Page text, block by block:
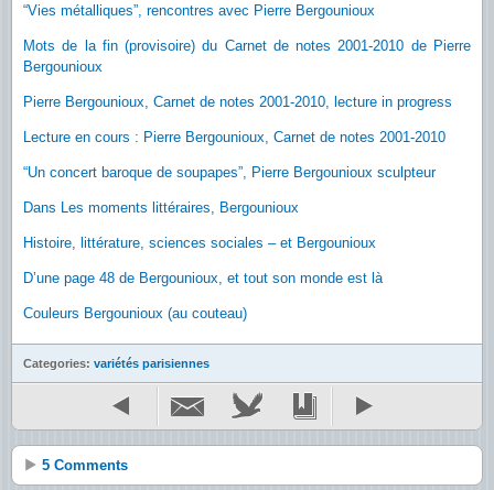
“Vies métalliques”, rencontres avec Pierre Bergounioux
Mots de la fin (provisoire) du Carnet de notes 2001-2010 de Pierre
Bergounioux
Pierre Bergounioux, Carnet de notes 2001-2010, lecture in progress
Lecture en cours : Pierre Bergounioux, Carnet de notes 2001-2010
“Un concert baroque de soupapes”, Pierre Bergounioux sculpteur
Dans Les moments littéraires, Bergounioux
Histoire, littérature, sciences sociales – et Bergounioux
D’une page 48 de Bergounioux, et tout son monde est là
Couleurs Bergounioux (au couteau)
Categories: variétés parisiennes
5 Comments